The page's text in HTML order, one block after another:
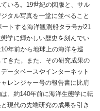
いる。19世紀の図版と、サル
タル写真を一堂に並べること
トする海洋観測船タラ号が21
学に輝かしい歴史を刻んでい
年前から地球上の海洋を巡
きた。また、その研究成果の
ータベースやインターネット
レンジャー号の報告書に比肩
、約140年前に海洋生態学に転
現代の先端研究の成果を引き